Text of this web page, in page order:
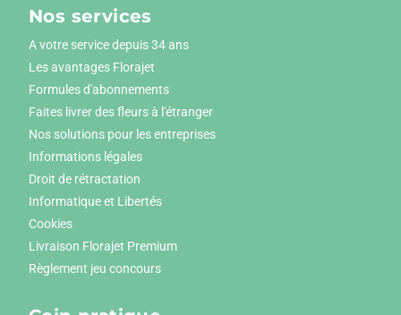
Nos services
A votre service depuis 34 ans
Les avantages Florajet
Formules d'abonnements
Faites livrer des fleurs à l'étranger
Nos solutions pour les entreprises
Informations légales
Droit de rétractation
Informatique et Libertés
Cookies
Livraison Florajet Premium
Règlement jeu concours